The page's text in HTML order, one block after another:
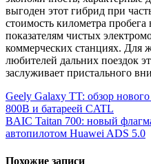
выгоден этот гибрид при
стоимость километра
показателям чистых
коммерческих станциях. Для
любителей дальних поездок
заслуживает пристального
Навигация
по
записям
Geely Galaxy TT: обзор
800В и батареей CATL
BAIC Taitan 700: новый
автопилотом Huawei ADS 5.0
Похожие записи